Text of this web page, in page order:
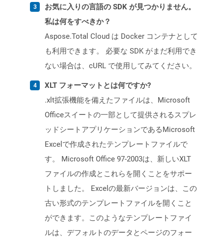
お気に入りの言語の SDK が見つかりません。
私は何をすべきか？
Aspose.Total Cloud は Docker コンテナとして
も利用できます。 必要な SDK がまだ利用でき
ない場合は、cURL で使用してみてください。
XLT フォーマットとは何ですか?
.xlt拡張機能を備えたファイルは、Microsoft
Officeスイートの一部として提供されるスプレ
ッドシートアプリケーションであるMicrosoft
Excelで作成されたテンプレートファイルで
す。 Microsoft Office 97-2003は、新しいXLT
ファイルの作成とこれらを開くことをサポー
トしました。 Excelの最新バージョンは、この
古い形式のテンプレートファイルを開くこと
ができます。このようなテンプレートファイ
ルは、デフォルトのデータとページのフォー